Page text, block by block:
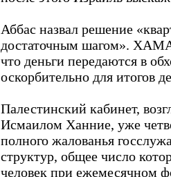
Аббас назвал решение
достаточным шагом».
что деньги передаются в
оскорбительно для итогов
Палестинский кабинет,
Исмаилом Ханние, уже
полного жалованья
структур, общее число
человек при ежемесячном